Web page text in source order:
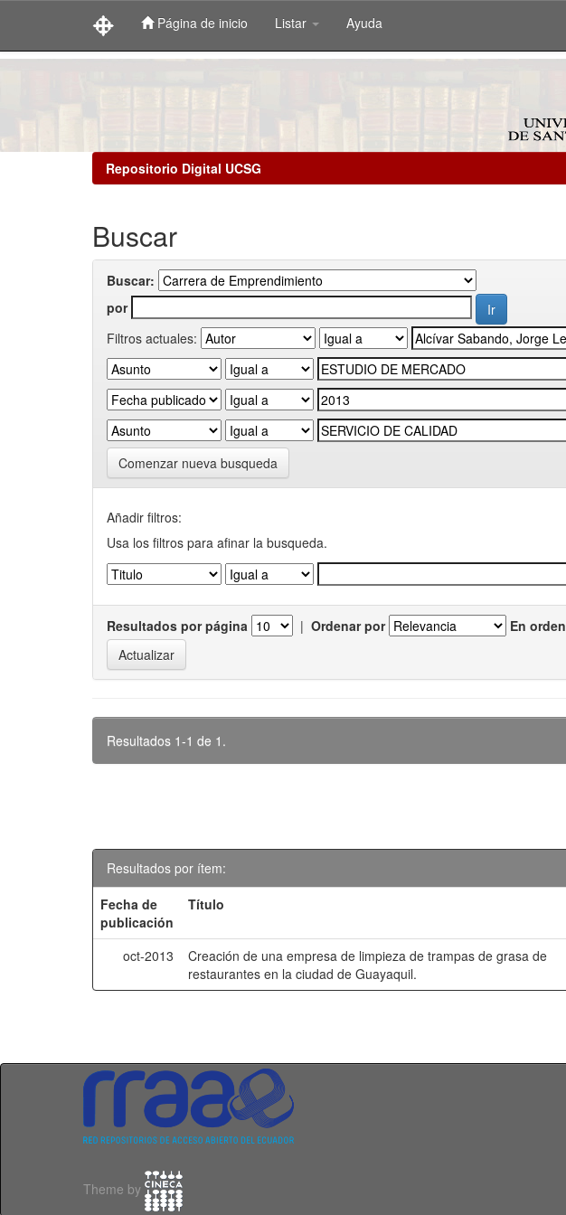
Página de inicio Listar Ayuda
Repositorio Digital UCSG
Buscar
Buscar:
por
Filtros actuales:
Comenzar nueva busqueda
Añadir filtros:
Usa los filtros para afinar la busqueda.
Resultados por página | Ordenar por En orden
Resultados 1-1 de 1.
Resultados por ítem:
Fecha de
publicación
Título
oct-2013
Creación de una empresa de limpieza de trampas de grasa de
restaurantes en la ciudad de Guayaquil.
Theme by